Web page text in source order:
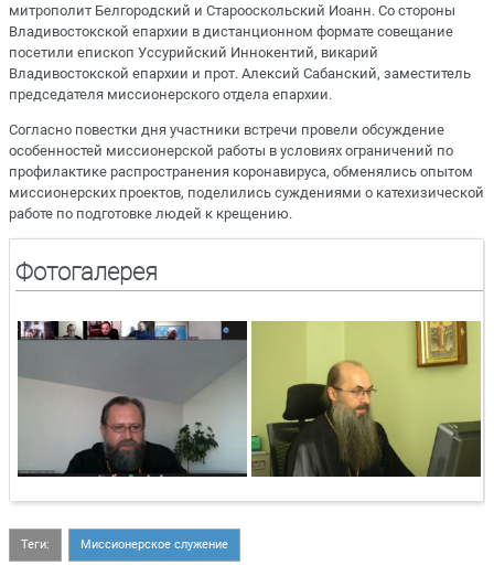
митрополит Белгородский и Старооскольский Иоанн. Со стороны
Владивостокской епархии в дистанционном формате совещание
посетили епископ Уссурийский Иннокентий, викарий
Владивостокской епархии и прот. Алексий Сабанский, заместитель
председателя миссионерского отдела епархии.
Согласно повестки дня участники встречи провели обсуждение
особенностей миссионерской работы в условиях ограничений по
профилактике распространения коронавируса, обменялись опытом
миссионерских проектов, поделились суждениями о катехизической
работе по подготовке людей к крещению.
Фотогалерея
Теги: Миссионерское служение